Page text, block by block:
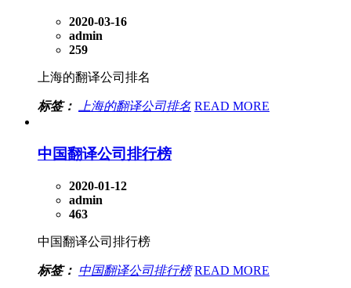
2020-03-16
admin
259
上海的翻译公司排名
标签： 上海的翻译公司排名 READ MORE
中国翻译公司排行榜
2020-01-12
admin
463
中国翻译公司排行榜
标签： 中国翻译公司排行榜 READ MORE